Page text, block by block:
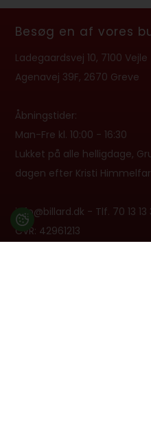
Besøg en af vores
Ladegaardsvej 10, 7100 Vejle
Agenavej 39F, 2670 Greve
Åbningstider:
Man-Fre kl. 10:00 - 16:30
Lukket på alle helligdage,
dagen efter Kristi
info@billard.dk - Tlf. 70 13 13
CVR: 42961213